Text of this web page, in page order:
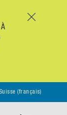
x
Suisse (français)